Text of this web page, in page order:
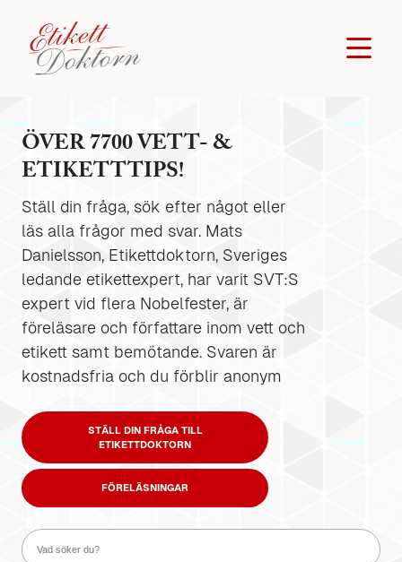
ÖVER 7700 VETT- &
ETIKETTTIPS!
Ställ din fråga, sök efter något eller
läs alla frågor med svar. Mats
Danielsson, Etikettdoktorn, Sveriges
ledande etikettexpert, har varit SVT:S
expert vid flera Nobelfester, är
föreläsare och författare inom vett och
etikett samt bemötande. Svaren är
kostnadsfria och du förblir anonym
STÄLL DIN FRÅGA TILL
ETIKETTDOKTORN
FÖRELÄSNINGAR